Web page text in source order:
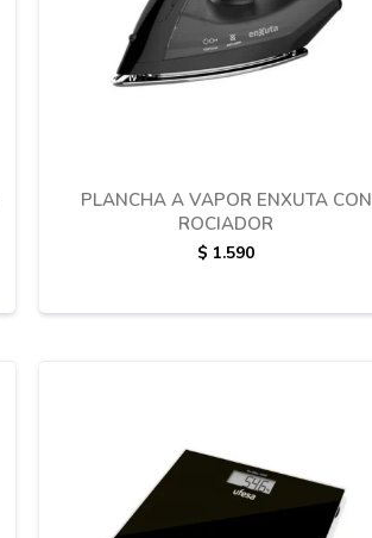
PLANCHA A VAPOR ENXUTA CON
ROCIADOR
$ 1.590